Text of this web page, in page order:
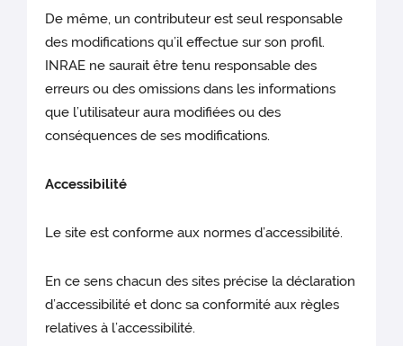
De même, un contributeur est seul responsable
des modifications qu’il effectue sur son profil.
INRAE ne saurait être tenu responsable des
erreurs ou des omissions dans les informations
que l’utilisateur aura modifiées ou des
conséquences de ses modifications.
Accessibilité
Le site est conforme aux normes d’accessibilité.
En ce sens chacun des sites précise la déclaration
d’accessibilité et donc sa conformité aux règles
relatives à l’accessibilité.